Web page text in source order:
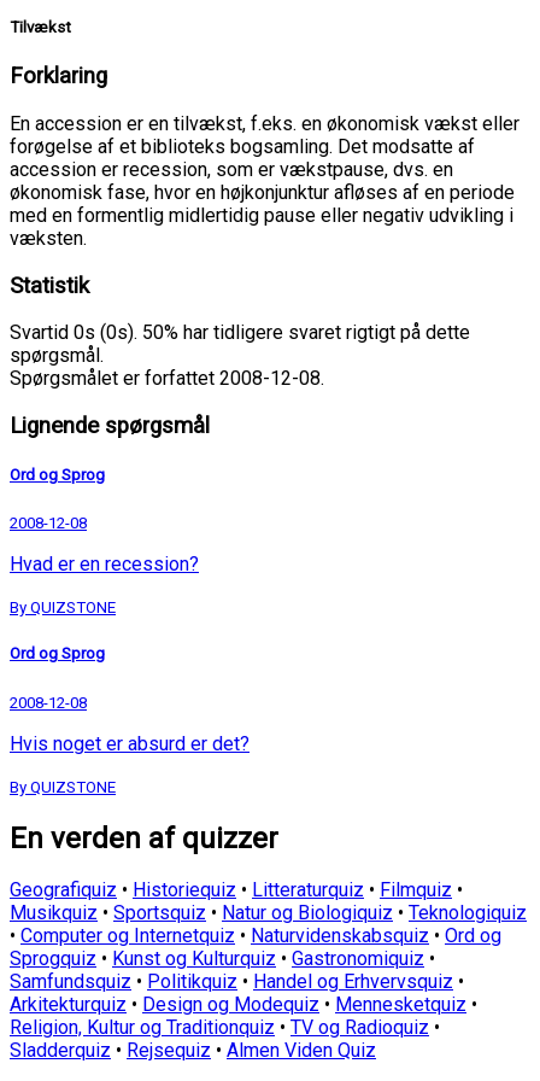
Tilvækst
Forklaring
En accession er en tilvækst, f.eks. en økonomisk vækst eller
forøgelse af et biblioteks bogsamling. Det modsatte af
accession er recession, som er vækstpause, dvs. en
økonomisk fase, hvor en højkonjunktur afløses af en periode
med en formentlig midlertidig pause eller negativ udvikling i
væksten.
Statistik
Svartid 0s (0s). 50% har tidligere svaret rigtigt på dette
spørgsmål.
Spørgsmålet er forfattet 2008-12-08.
Lignende spørgsmål
Ord og Sprog
2008-12-08
Hvad er en recession?
By QUIZSTONE
Ord og Sprog
2008-12-08
Hvis noget er absurd er det?
By QUIZSTONE
En verden af quizzer
Geografiquiz • Historiequiz • Litteraturquiz • Filmquiz •
Musikquiz • Sportsquiz • Natur og Biologiquiz • Teknologiquiz
• Computer og Internetquiz • Naturvidenskabsquiz • Ord og
Sprogquiz • Kunst og Kulturquiz • Gastronomiquiz •
Samfundsquiz • Politikquiz • Handel og Erhvervsquiz •
Arkitekturquiz • Design og Modequiz • Mennesketquiz •
Religion, Kultur og Traditionquiz • TV og Radioquiz •
Sladderquiz • Rejsequiz • Almen Viden Quiz